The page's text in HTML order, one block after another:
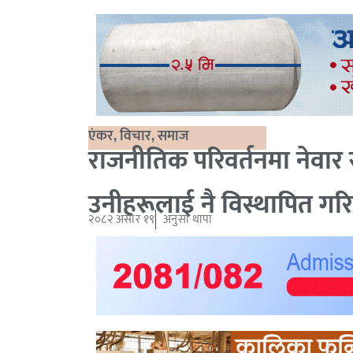
एंकर,विचार,समाज
राजनीतिक परिवर्तनमा
उनीहरूलाई नै विस्थापित
२०८२ असार १९ अनुसा थापा